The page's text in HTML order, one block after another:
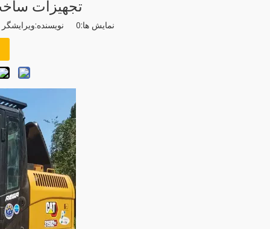
تجهیزات
نمایش ها:0 نویسنده:ویرایشگر سایت